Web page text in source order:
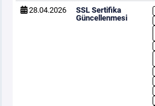
28.04.2026
SSL Sertifika
Güncellenmesi